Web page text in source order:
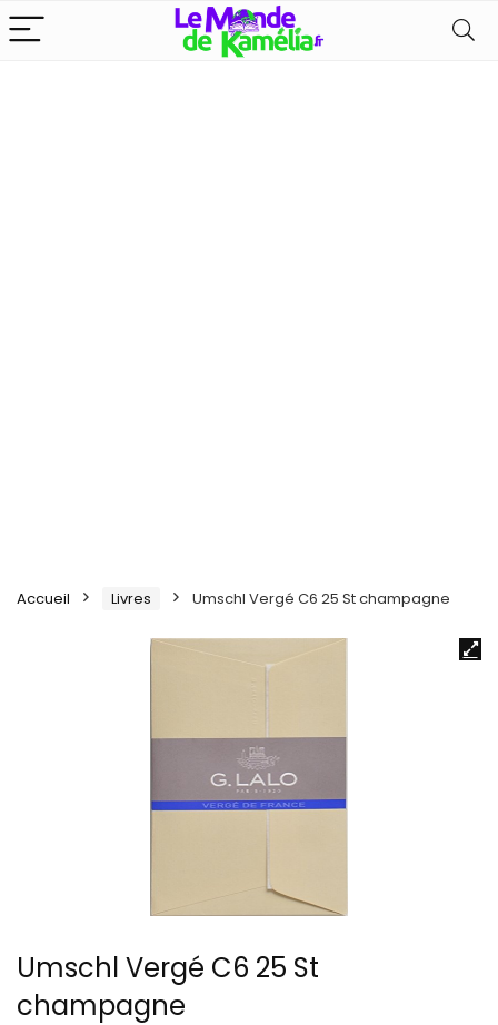
Accueil Livres Umschl Vergé C6 25 St champagne
Umschl Vergé C6 25 St
champagne